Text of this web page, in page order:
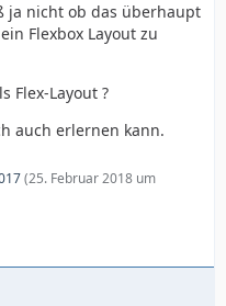
ja nicht ob das überhaupt
Flexbox Layout zu
Flex-Layout ?
auch erlernen kann.
(25. Februar 2018 um